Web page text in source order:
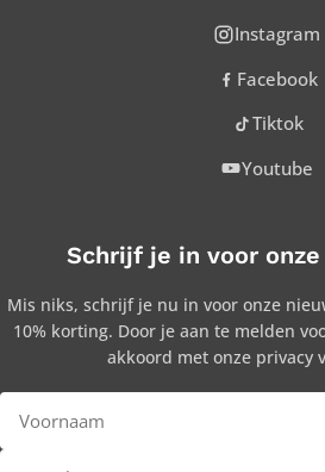
Instagram
Facebook
Tiktok
Youtube
Schrijf je in voor
Mis niks, schrijf je nu in voor onze
10% korting. Door je aan te melden
akkoord met onze privacy